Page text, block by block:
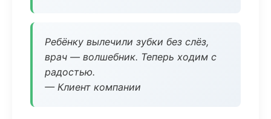
Ребёнку вылечили зубки без слёз,
врач — волшебник. Теперь ходим с
радостью.
— Клиент компании